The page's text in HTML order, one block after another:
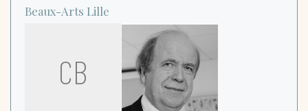
Beaux-Arts Lille
CB